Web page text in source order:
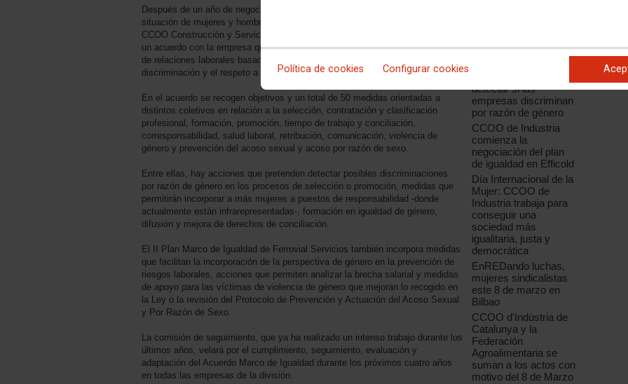
Política de cookies Configurar cookies
Después de un año de negociación, y tras cerrar el diagnóstico sobre la
situación de mujeres y hombres en Ferrovial Servicios, CCOO de Industria,
CCOO Construcción y Servicios, MCA UGT, FES UGT y FSP UGT llegaron a
un acuerdo con la empresa que se convierte de nuevo en un marco favorable
de relaciones laborales basado en la igualdad de oportunidades, la no
discriminación y el respeto a la diversidad.
En el acuerdo se recogen objetivos y un total de 50 medidas orientadas a
distintos coletivos en relación a la selección, contratación y clasificación
profesional, formación, promoción, tiempo de trabajo y conciliación,
corresponsabilidad, salud laboral, retribución, comunicación, violencia de
género y prevención del acoso sexual y acoso por razón de sexo.
Entre ellas, hay acciones que pretenden detectar posibles discriminaciones
por razón de género en los procesos de selección o promoción, medidas que
permitirán incorporar a más mujeres a puestos de responsabilidad -donde
actualmente están infrarepresentadas-, formación en igualdad de género,
difusión y mejora de derechos de conciliación.
El II Plan Marco de Igualdad de Ferrovial Servicios también incorpora medidas
que facilitan la incorporación de la perspectiva de género en la prevención de
riesgos laborales, acciones que permiten analizar la brecha salarial y medidas
de apoyo para las víctimas de violencia de género que mejoran lo recogido en
la Ley o la revisión del Protocolo de Prevención y Actuación del Acoso Sexual
y Por Razón de Sexo.
La comisión de seguimiento, que ya ha realizado un intenso trabajo durante los
últimos años, velará por el cumplimiento, seguimiento, evaluación y
adaptación del Acuerdo Marco de Igualdad durante los próximos cuatro años
en todas las empresas de la división.
2016
detectar si las
empresas discriminan
por razón de género
CCOO de Industria
comienza la
negociación del plan
de igualdad en Efficold
Día Internacional de la
Mujer: CCOO de
Industria trabaja para
conseguir una
sociedad más
igualitaria, justa y
democrática
EnREDando luchas,
mujeres sindicalistas
este 8 de marzo en
Bilbao
CCOO d'Indústria de
Catalunya y la
Federación
Agroalimentaria se
suman a los actos con
motivo del 8 de Marzo